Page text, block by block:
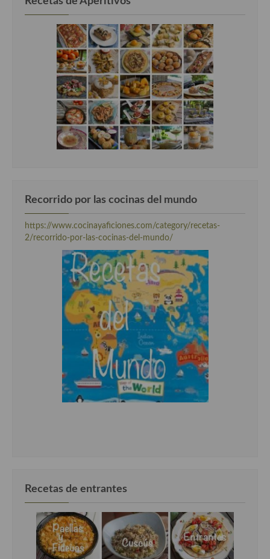
Cocina Polaca
Cocina portuguesa
Cocina Rusa
Cocina Sueca
Cocina Suiza
Recorrido por las cocinas del mundo
https://www.cocinayaficiones.com/category/recetas-
2/recorrido-por-las-cocinas-del-mundo/
Recetas de entrantes